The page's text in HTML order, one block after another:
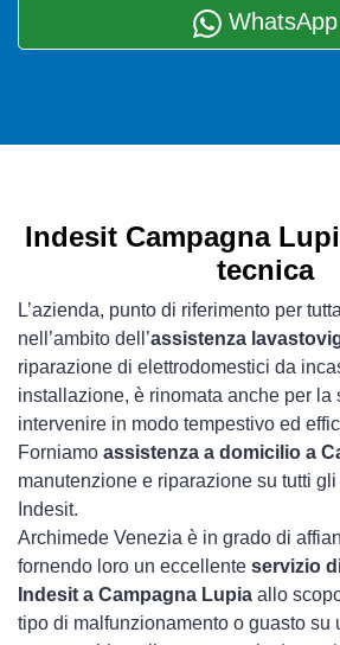
WhatsApp
Indesit Campagna
tecnica
L’azienda, punto di riferimento per
nell’ambito dell’assistenza
riparazione di elettrodomestici da
installazione, è rinomata anche per la
intervenire in modo tempestivo ed
Forniamo assistenza a domicilio a
manutenzione e riparazione su tutti
Indesit.
Archimede Venezia è in grado di
fornendo loro un eccellente servizio
Indesit a Campagna Lupia allo
tipo di malfunzionamento o guasto su